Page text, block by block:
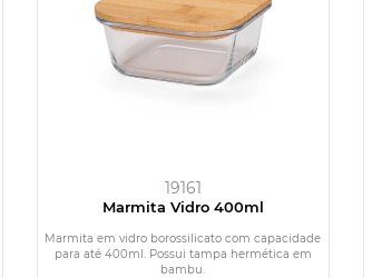
19161
Marmita Vidro 400ml
Marmita em vidro borossilicato com capacidade
para até 400ml. Possui tampa hermética em
bambu.